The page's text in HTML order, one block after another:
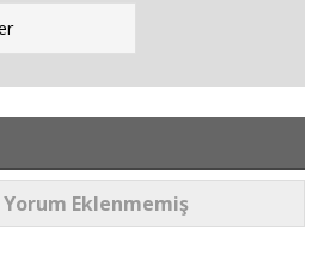
Yorum Eklenmemiş